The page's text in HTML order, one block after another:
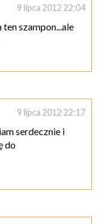
9 lipca 2012 22:04
ten szampon...ale
9 lipca 2012 22:17
serdecznie i
do